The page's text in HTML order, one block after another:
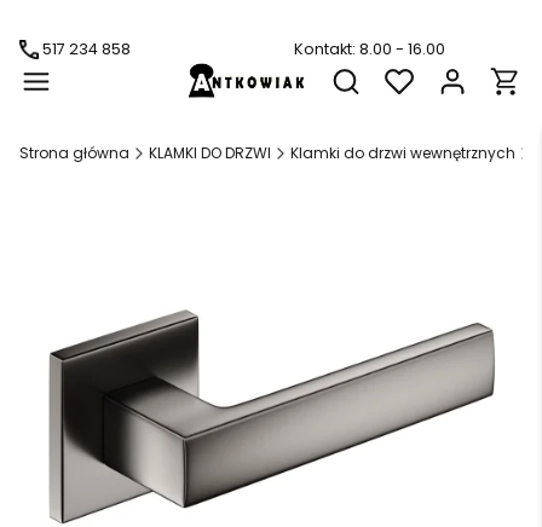
517 234 858 Kontakt: 8.00 - 16.00
Otwórz wyszukiwarkę
Strona główna KLAMKI DO DRZWI Klamki do drzwi wewnętrznych